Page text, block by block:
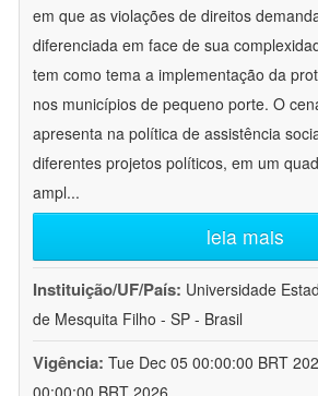
em que as violações de direitos
diferenciada em face de sua
tem como tema a implementação da
nos municípios de pequeno porte. O
apresenta na política de assistência
diferentes projetos políticos, em um
ampl...
leia mais
Instituição/UF/País: Universidade
de Mesquita Filho - SP - Brasil
Vigência: Tue Dec 05 00:00:00 BRT